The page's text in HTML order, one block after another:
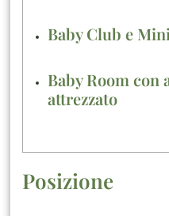
Baby Club e
Baby Room con
attrezzato
Posizione